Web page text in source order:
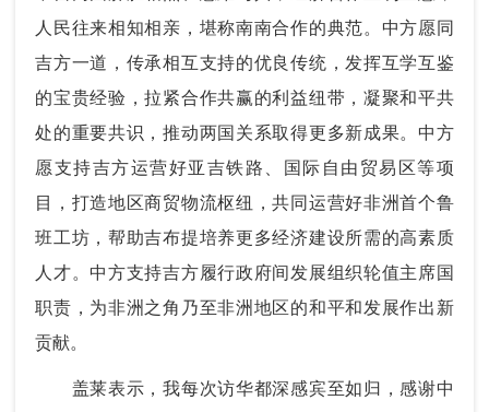
人民往来相知相亲，堪称南南合作的典范。中方愿同
吉方一道，传承相互支持的优良传统，发挥互学互鉴
的宝贵经验，拉紧合作共赢的利益纽带，凝聚和平共
处的重要共识，推动两国关系取得更多新成果。中方
愿支持吉方运营好亚吉铁路、国际自由贸易区等项
目，打造地区商贸物流枢纽，共同运营好非洲首个鲁
班工坊，帮助吉布提培养更多经济建设所需的高素质
人才。中方支持吉方履行政府间发展组织轮值主席国
职责，为非洲之角乃至非洲地区的和平和发展作出新
贡献。
盖莱表示，我每次访华都深感宾至如归，感谢中